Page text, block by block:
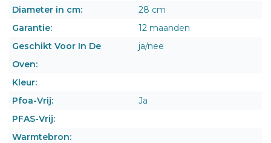
Diameter in cm:
28 cm
Garantie:
12 maanden
Geschikt Voor In De
Oven:
ja/nee
Kleur:
Pfoa-Vrij:
Ja
PFAS-Vrij:
Warmtebron: